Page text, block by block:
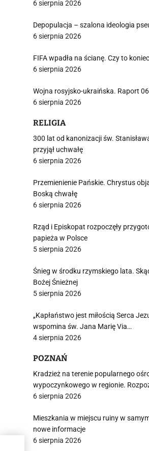
6 sierpnia 2026
Depopulacja – szalona ideologia
6 sierpnia 2026
FIFA wpadła na ścianę. Czy to
6 sierpnia 2026
Wojna rosyjsko-ukraińska. Raport
6 sierpnia 2026
RELIGIA
300 lat od kanonizacji św.
przyjął uchwałę
6 sierpnia 2026
Przemienienie Pańskie. Chrystus
Boską chwałę
6 sierpnia 2026
Rząd i Episkopat rozpoczęły
papieża w Polsce
5 sierpnia 2026
Śnieg w środku rzymskiego lata.
Bożej Śnieżnej
5 sierpnia 2026
„Kapłaństwo jest miłością Serca
wspomina św. Jana Marię Via…
4 sierpnia 2026
POZNAŃ
Kradzież na terenie popularnego
wypoczynkowego w regionie.
6 sierpnia 2026
Mieszkania w miejscu ruiny w
nowe informacje
6 sierpnia 2026